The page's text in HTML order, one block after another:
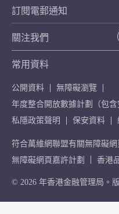
訂閱電郵通知
關注我們
常用資料
公開資料
無障礙瀏覽
年度整合開放數據計劃（包含
私隱政策聲明
保安資料
符合萬維網聯盟有關無障礙
無障礙網頁嘉許計劃
香港
© 2026 年香港金融管理局。